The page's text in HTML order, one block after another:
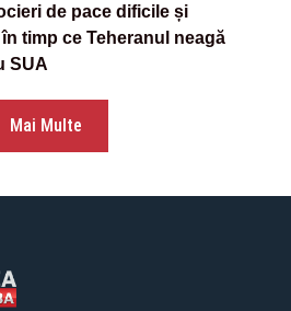
de pace dificile și
timp ce Teheranul neagă
SUA
Mai Multe